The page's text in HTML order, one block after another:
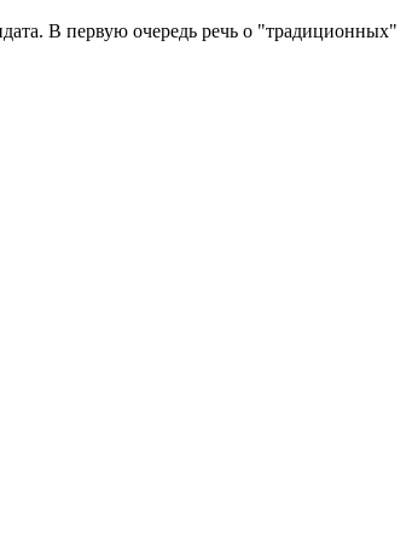
В первую очередь речь о "традиционных"